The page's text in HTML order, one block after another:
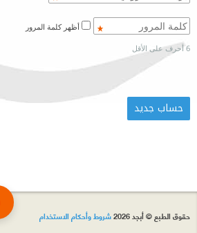
6 أحرف على الأقل
حقوق الطبع © أبجد 2026 شروط وأحكام الاستخدام